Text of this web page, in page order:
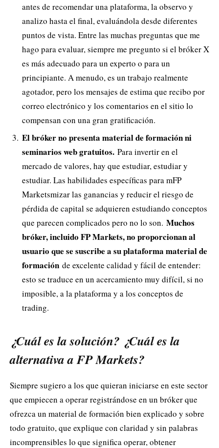
antes de recomendar una plataforma, la observo y
analizo hasta el final, evaluándola desde diferentes
puntos de vista. Entre las muchas preguntas que me
hago para evaluar, siempre me pregunto si el bróker X
es más adecuado para un experto o para un
principiante. A menudo, es un trabajo realmente
agotador, pero los mensajes de estima que recibo por
correo electrónico y los comentarios en el sitio lo
compensan con una gran gratificación.
El bróker no presenta material de formación ni
seminarios web gratuitos. Para invertir en el
mercado de valores, hay que estudiar, estudiar y
estudiar. Las habilidades específicas para mFP
Marketsmizar las ganancias y reducir el riesgo de
pérdida de capital se adquieren estudiando conceptos
que parecen complicados pero no lo son. Muchos
bróker, incluido FP Markets, no proporcionan al
usuario que se suscribe a su plataforma material de
formación de excelente calidad y fácil de entender:
esto se traduce en un acercamiento muy difícil, si no
imposible, a la plataforma y a los conceptos de
trading.
¿Cuál es la solución? ¿Cuál es la
alternativa a FP Markets?
Siempre sugiero a los que quieran iniciarse en este sector
que empiecen a operar registrándose en un bróker que
ofrezca un material de formación bien explicado y sobre
todo gratuito, que explique con claridad y sin palabras
incomprensibles lo que significa operar, obtener